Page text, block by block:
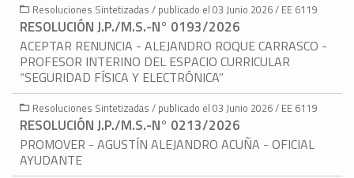
Resoluciones Sintetizadas / publicado el 03 Junio 2026 / EE 6119
RESOLUCIÓN J.P./M.S.-N° 0193/2026
ACEPTAR RENUNCIA - ALEJANDRO ROQUE CARRASCO -
PROFESOR INTERINO DEL ESPACIO CURRICULAR
“SEGURIDAD FÍSICA Y ELECTRÓNICA”
Resoluciones Sintetizadas / publicado el 03 Junio 2026 / EE 6119
RESOLUCIÓN J.P./M.S.-N° 0213/2026
PROMOVER - AGUSTÍN ALEJANDRO ACUÑA - OFICIAL
AYUDANTE